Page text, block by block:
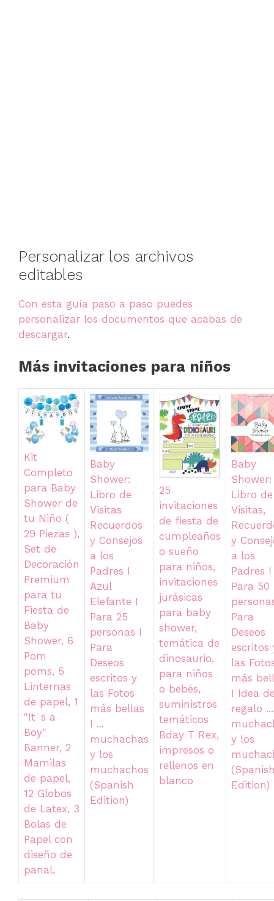
Personalizar los archivos
editables
Con esta guía paso a paso puedes
personalizar los documentos que acabas de
descargar.
Más invitaciones para niños
Kit
Completo
para Baby
Shower de
tu Niño (
29 Piezas ),
Set de
Decoración
Premium
para tu
Fiesta de
Baby
Shower, 6
Pom
poms, 5
Linternas
de papel, 1
"It`s a
Boy"
Banner, 2
Mamilas
de papel,
12 Globos
de Latex, 3
Bolas de
Papel con
diseño de
panal.
Baby
Shower:
Libro de
Visitas
Recuerdos
y Consejos
a los
Padres I
Azul
Elefante I
Para 25
personas I
Para
Deseos
escritos y
las Fotos
más bellas
I ...
muchachas
y los
muchachos
(Spanish
Edition)
25
invitaciones
de fiesta de
cumpleaños
o sueño
para niños,
invitaciones
jurásicas
para baby
shower,
temática de
dinosaurio,
para niños
o bebés,
suministros
temáticos
Bday T Rex,
impresos o
rellenos en
blanco
Baby
Libro de
Visitas,
y
a los
Padres I
Para 50
Para
Deseos
escritos
las
más
I Idea
regalo ...
y los
Edition)